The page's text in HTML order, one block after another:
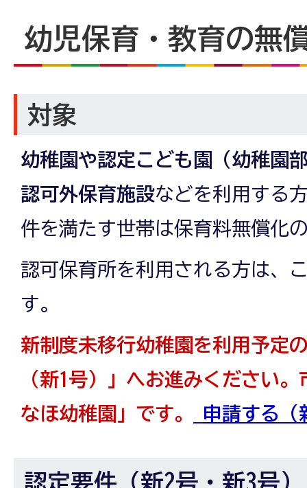
幼児保育・教育の無
対象
幼稚園や認定こども園（幼稚園
認可外保育施設などを利用する
件を満たす世帯は保育料無償化
認可保育所を利用される方は、
す。
新制度未移行幼稚園を利用予定
（新1号）」へお進みください
なほ幼稚園」です。
申請する（
認定要件（新2号・新3号）